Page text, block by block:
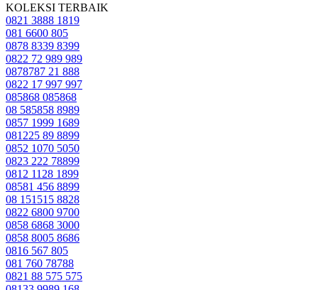
KOLEKSI TERBAIK
0821 3888 1819
081 6600 805
0878 8339 8399
0822 72 989 989
0878787 21 888
0822 17 997 997
085868 085868
08 585858 8989
0857 1999 1689
081225 89 8899
0852 1070 5050
0823 222 78899
0812 1128 1899
08581 456 8899
08 151515 8828
0822 6800 9700
0858 6868 3000
0858 8005 8686
0816 567 805
081 760 78788
0821 88 575 575